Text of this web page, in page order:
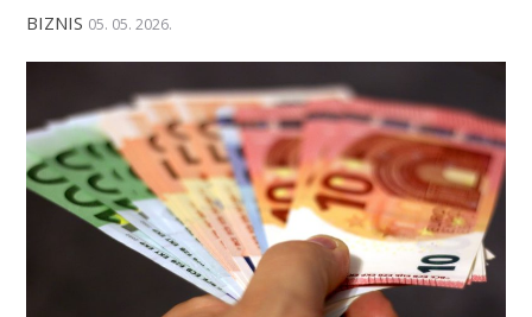
BIZNIS 05. 05. 2026.